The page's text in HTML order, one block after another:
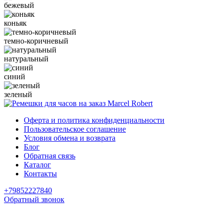
бежевый
коньяк
темно-коричневый
натуральный
синий
зеленый
Оферта и политика конфиденциальности
Пользовательское соглашение
Условия обмена и возврата
Блог
Обратная связь
Каталог
Контакты
+79852227840
Обратный звонок